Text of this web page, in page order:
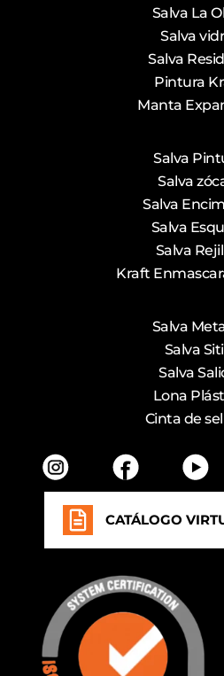
Salva La
Salva
Salva
Pintura
Manta
Salva
Salva
Salva
Salva
Salva
Kraft
Salva
Salva
Salva
Lona
Cinta de
CATÁLOGO